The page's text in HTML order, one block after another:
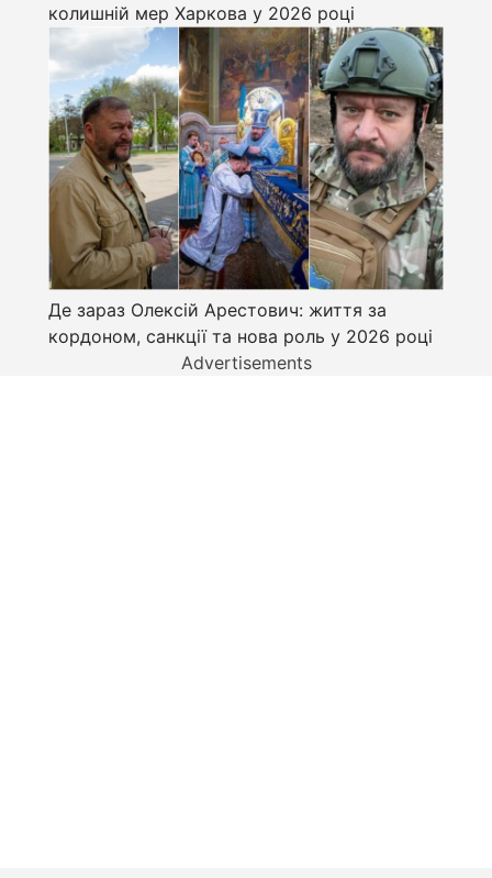
колишній мер Харкова у 2026 році
Де зараз Олексій Арестович: життя за
кордоном, санкції та нова роль у 2026 році
Advertisements